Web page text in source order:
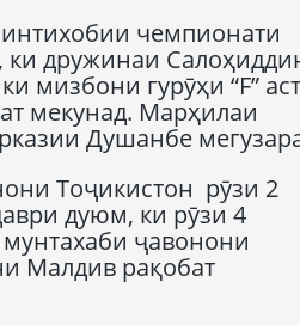
чемпионати
ки дружинаи
мизбони гурӯҳи “F”
мекунад. Марҳилаи
Душанбе
Тоҷикистон рӯзи 2
дуюм, ки рӯзи 4
ҷавонони
Малдив рақобат